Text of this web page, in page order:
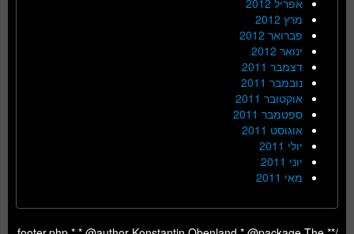
מרץ 2012
פברואר 2012
ינואר 2012
דצמבר 2011
נובמבר 2011
אוקטובר 2011
ספטמבר 2011
אוגוסט 2011
יולי 2011
יוני 2011
מאי 2011